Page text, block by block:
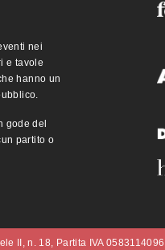
nei
e tavole
hanno un
gode del
partito o
II, n. 18, Partita IVA